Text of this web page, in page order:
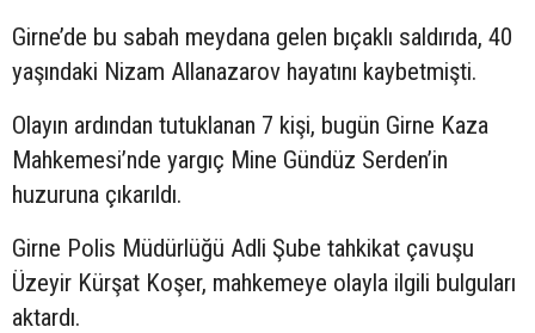
Girne’de bu sabah meydana gelen bıçaklı saldırıda, 40
yaşındaki Nizam Allanazarov hayatını kaybetmişti.
Olayın ardından tutuklanan 7 kişi, bugün Girne Kaza
Mahkemesi’nde yargıç Mine Gündüz Serden’in
huzuruna çıkarıldı.
Girne Polis Müdürlüğü Adli Şube tahkikat çavuşu
Üzeyir Kürşat Koşer, mahkemeye olayla ilgili bulguları
aktardı.